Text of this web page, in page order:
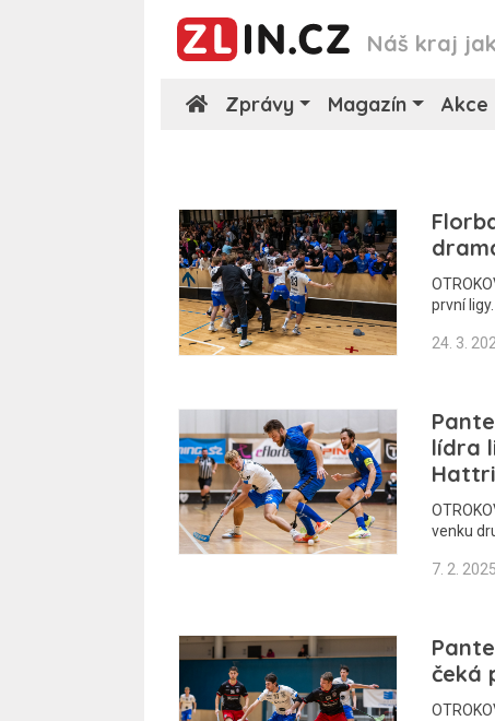
Náš kraj
Zprávy Magazín Akce
první
24. 3.
lídra
venku
7. 2.
čeká